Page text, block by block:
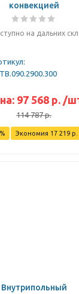
конвекцией
на дальних
97 568р. /
114 787р.
Экономия 17 219р.
Внутрипольный